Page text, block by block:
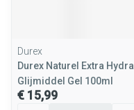
Durex
Durex Naturel Extra Hydra
Glijmiddel Gel 100ml
€ 15,99